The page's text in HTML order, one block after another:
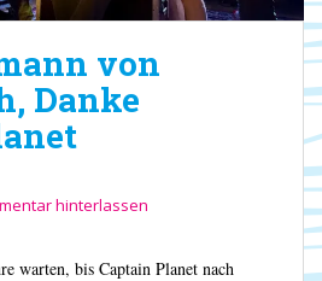
von
Danke
hinterlassen
warten, bis Captain Planet nach